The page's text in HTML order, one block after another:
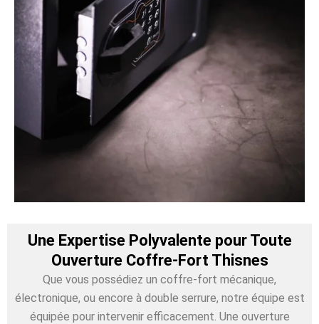
Une Expertise Polyvalente pour Toute
Ouverture Coffre-Fort Thisnes
Que vous possédiez un coffre-fort mécanique,
électronique, ou encore à double serrure, notre équipe est
équipée pour intervenir efficacement. Une ouverture